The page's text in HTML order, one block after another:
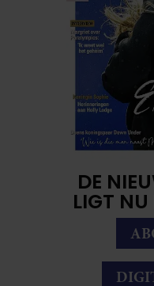
DE
LIGT